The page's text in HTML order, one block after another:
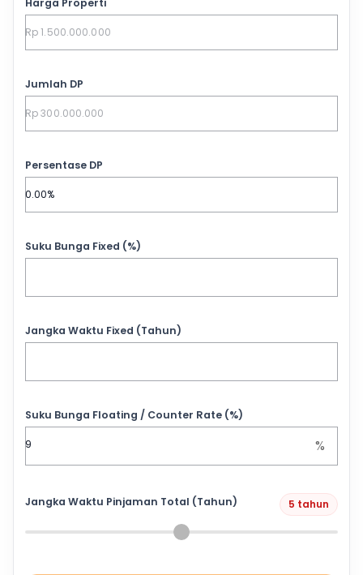
Harga Properti
Jumlah DP
Persentase DP
Suku Bunga Fixed (%)
Jangka Waktu Fixed (Tahun)
Suku Bunga Floating / Counter Rate (%)
%
Jangka Waktu Pinjaman Total (Tahun) 5 tahun